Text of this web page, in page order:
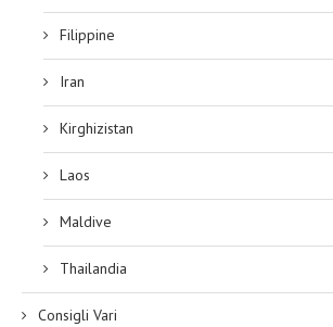
Filippine
Iran
Kirghizistan
Laos
Maldive
Thailandia
Consigli Vari